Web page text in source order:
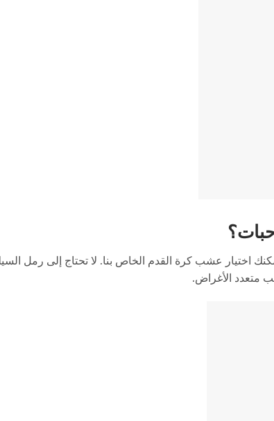
اختيار عشب كرة القدم الخاص بنا. لا تحتاج إلى رمل